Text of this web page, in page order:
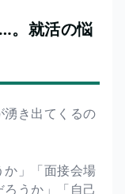
。就活の悩
き出てくるの
か」「面接会場
うか」「自己